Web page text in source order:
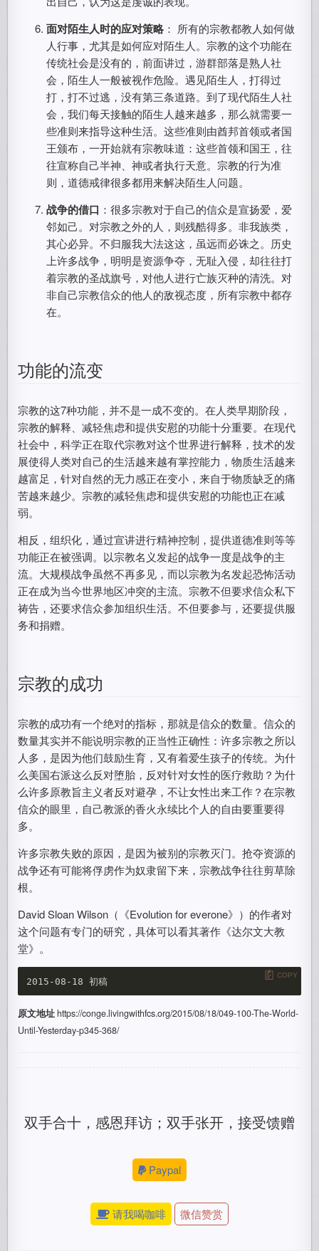
面对陌生人时的应对策略 ： 所有的宗教都教人如何做
人行事，尤其是如何应对陌生人。宗教的这个功能在
传统社会是没有的，前面讲过，游群部落是熟人社
会，陌生人一般被视作危险。遇见陌生人，打得过
打，打不过逃，没有第三条道路。到了现代陌生人社
会，我们每天接触的陌生人越来越多，那么就需要一
些准则来指导这种生活。这些准则由酋邦首领或者国
王颁布，一开始就有宗教味道：这些首领和国王，往
往宣称自己半神、神或者执行天意。宗教的行为准
则，道德戒律很多都用来解决陌生人问题。
战争的借口 ：很多宗教对于自己的信众是宣扬爱，爱
邻如己。对宗教之外的人，则残酷得多。非我族类，
其心必异。不归服我大法这这，虽远而必诛之。历史
上许多战争，明明是资源争夺，无耻入侵，却往往打
着宗教的圣战旗号，对他人进行亡族灭种的清洗。对
非自己宗教信众的他人的敌视态度，所有宗教中都存
在。
功能的流变
宗教的这7种功能，并不是一成不变的。在人类早期阶段，
宗教的解释、减轻焦虑和提供安慰的功能十分重要。在现代
社会中，科学正在取代宗教对这个世界进行解释，技术的发
展使得人类对自己的生活越来越有掌控能力，物质生活越来
越富足，针对自然的无力感正在变小，来自于物质缺乏的痛
苦越来越少。宗教的减轻焦虑和提供安慰的功能也正在减
弱。
相反，组织化，通过宣讲进行精神控制，提供道德准则等等
功能正在被强调。以宗教名义发起的战争一度是战争的主
流。大规模战争虽然不再多见，而以宗教为名发起恐怖活动
正在成为当今世界地区冲突的主流。宗教不但要求信众私下
祷告，还要求信众参加组织生活。不但要参与，还要提供服
务和捐赠。
宗教的成功
宗教的成功有一个绝对的指标，那就是信众的数量。信众的
数量其实并不能说明宗教的正当性正确性：许多宗教之所以
人多，是因为他们鼓励生育，又有着爱生孩子的传统。为什
么美国右派这么反对堕胎，反对针对女性的医疗救助？为什
么许多原教旨主义者反对避孕，不让女性出来工作？在宗教
信众的眼里，自己教派的香火永续比个人的自由要重要得
多。
许多宗教失败的原因，是因为被别的宗教灭门。抢夺资源的
战争还有可能将俘虏作为奴隶留下来，宗教战争往往剪草除
根。
David Sloan Wilson（《Evolution for everone》）的作者对
这个问题有专门的研究，具体可以看其著作《达尔文大教
堂》。
COPY
原文地址https://conge.livingwithfcs.org/2015/08/18/049-100-The-World-
Until-Yesterday-p345-368/
双手合十，感恩拜访；双手张开，接受馈赠
Paypal
请我喝咖啡 微信赞赏